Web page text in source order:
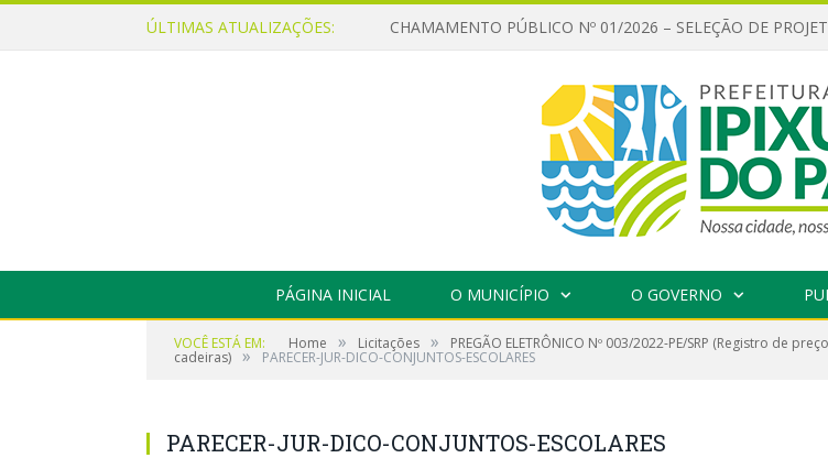
ÚLTIMAS ATUALIZAÇÕES:
PÁGINA INICIAL O MUNICÍPIO O GOVERNO
VOCÊ ESTÁ EM: Home » Licitações » PREGÃO ELETRÔNICO Nº 003/2022-PE/SRP (Registro de
cadeiras) » PARECER-JUR-DICO-CONJUNTOS-ESCOLARES
PARECER-JUR-DICO-CONJUNTOS-ESCOLARES